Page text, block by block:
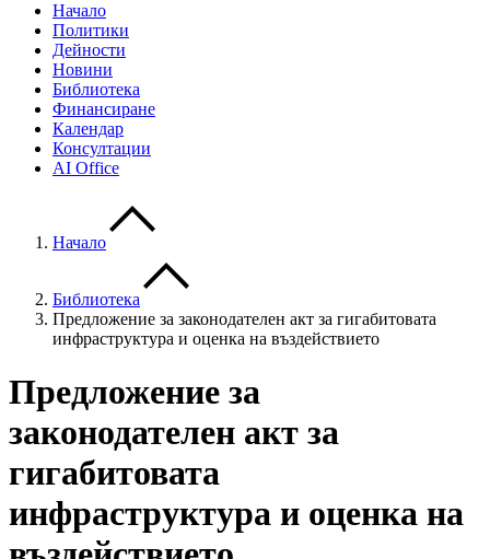
Начало
Политики
Дейности
Новини
Библиотека
Финансиране
Календар
Консултации
AI Office
Начало
Библиотека
Предложение за законодателен акт за гигабитовата
инфраструктура и оценка на въздействието
Предложение за
законодателен акт за
гигабитовата
инфраструктура и оценка на